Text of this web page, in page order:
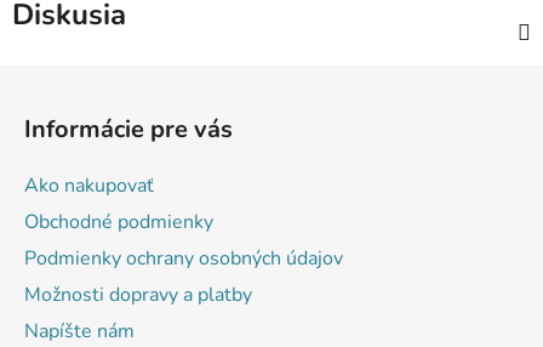
Diskusia
Informácie pre vás
Ako nakupovať
Obchodné podmienky
Podmienky ochrany osobných údajov
Možnosti dopravy a platby
Napíšte nám